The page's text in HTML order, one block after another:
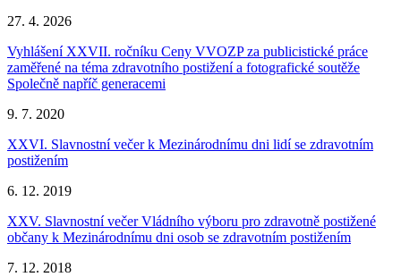
27. 4. 2026
Vyhlášení XXVII. ročníku Ceny VVOZP za publicistické práce
zaměřené na téma zdravotního postižení a fotografické soutěže
Společně napříč generacemi
9. 7. 2020
XXVI. Slavnostní večer k Mezinárodnímu dni lidí se zdravotním
postižením
6. 12. 2019
XXV. Slavnostní večer Vládního výboru pro zdravotně postižené
občany k Mezinárodnímu dni osob se zdravotním postižením
7. 12. 2018